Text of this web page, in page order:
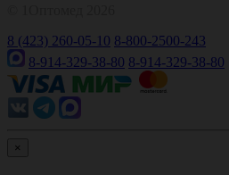
8 (423) 260-05-10 8-800-2500-243
8-914-329-38-80 8-914-329-38-80
×